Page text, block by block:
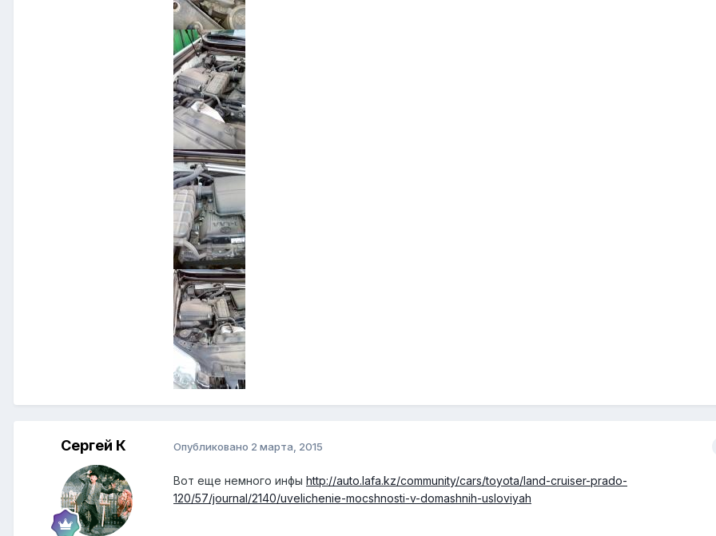
Сергей К Опубликовано 2 марта, 2015
Вот еще немного инфы http://auto.lafa.kz/community/cars/toyota/land-cruiser-prado-
120/57/journal/2140/uvelichenie-mocshnosti-v-domashnih-usloviyah